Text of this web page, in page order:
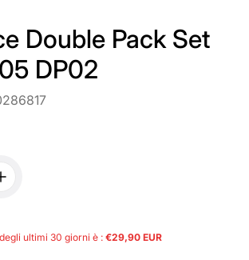
Double Pack Set
DP02
ultimi 30 giorni è : €29,90 EUR